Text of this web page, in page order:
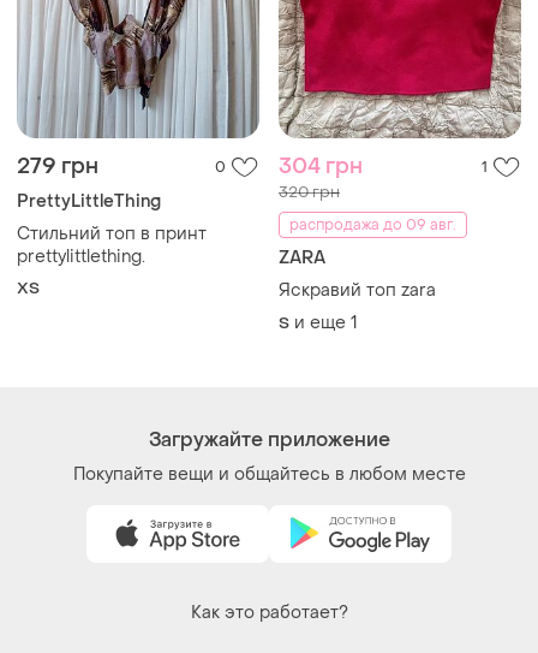
279 грн 0
PrettyLittleThing
Стильний топ в принт
prettylittlething.
ХS
304 грн 1
320 грн
распродажа до 09 авг.
ZARA
Яскравий топ zara
S и еще 1
Загружайте приложение
Покупайте вещи и общайтесь в любом месте
Как это работает?